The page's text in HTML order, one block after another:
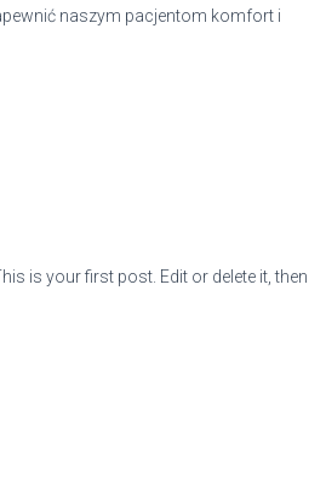
naszym pacjentom komfort i
is your first post. Edit or delete it, then